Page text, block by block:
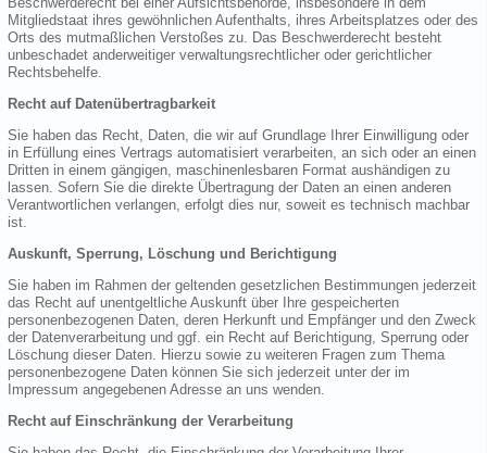
Mitgliedstaat ihres gewöhnlichen Aufenthalts, ihres Arbeitsplatzes oder des
Orts des mutmaßlichen Verstoßes zu. Das Beschwerderecht besteht
unbeschadet anderweitiger verwaltungsrechtlicher oder gerichtlicher
Rechtsbehelfe.
Recht auf Datenübertragbarkeit
Sie haben das Recht, Daten, die wir auf Grundlage Ihrer Einwilligung oder
in Erfüllung eines Vertrags automatisiert verarbeiten, an sich oder an einen
Dritten in einem gängigen, maschinenlesbaren Format aushändigen zu
lassen. Sofern Sie die direkte Übertragung der Daten an einen anderen
Verantwortlichen verlangen, erfolgt dies nur, soweit es technisch machbar
ist.
Auskunft, Sperrung, Löschung und Berichtigung
Sie haben im Rahmen der geltenden gesetzlichen Bestimmungen jederzeit
das Recht auf unentgeltliche Auskunft über Ihre gespeicherten
personenbezogenen Daten, deren Herkunft und Empfänger und den Zweck
der Datenverarbeitung und ggf. ein Recht auf Berichtigung, Sperrung oder
Löschung dieser Daten. Hierzu sowie zu weiteren Fragen zum Thema
personenbezogene Daten können Sie sich jederzeit unter der im
Impressum angegebenen Adresse an uns wenden.
Recht auf Einschränkung der Verarbeitung